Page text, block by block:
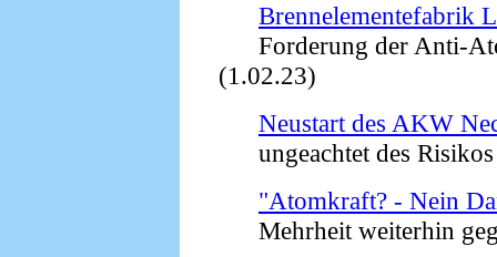
Brennelementefabrik
Forderung der Anti-
(1.02.23)
Neustart des AKW
ungeachtet des
"Atomkraft? - Nein
Mehrheit weiterhin